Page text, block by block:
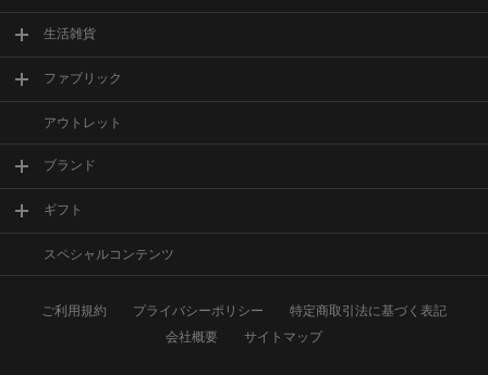
生活雑貨
ファブリック
アウトレット
ブランド
ギフト
スペシャルコンテンツ
ご利用規約 プライバシーポリシー
特定商取引法に基づく表記
会社概要
サイトマップ